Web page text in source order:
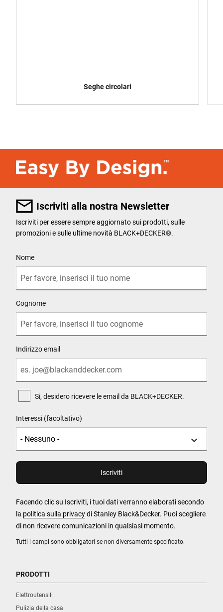
Seghe circolari
Iscriviti alla nostra Newsletter
Tutti i campi sono obbligatori se non diversamente specificato.
Iscriviti per essere sempre aggiornato sui prodotti, sulle
promozioni e sulle ultime novità BLACK+DECKER®.
Nome
Cognome
Indirizzo email
Si, desidero ricevere le email da BLACK+DECKER.
Interessi (facoltativo)
Facendo clic su Iscriviti, i tuoi dati verranno elaborati secondo
la politica sulla privacydi Stanley Black&Decker. Puoi scegliere
di non ricevere comunicazioni in qualsiasi momento.
PRODOTTI
Elettroutensili
Pulizia della casa